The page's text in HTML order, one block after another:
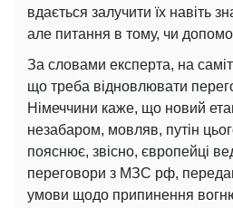
вдається залучити їх навіть
але питання в тому, чи
За словами експерта, на
що треба відновлювати
Німеччини каже, що новий
незабаром, мовляв, путін
пояснює, звісно, європейці
переговори з МЗС рф,
умови щодо припинення